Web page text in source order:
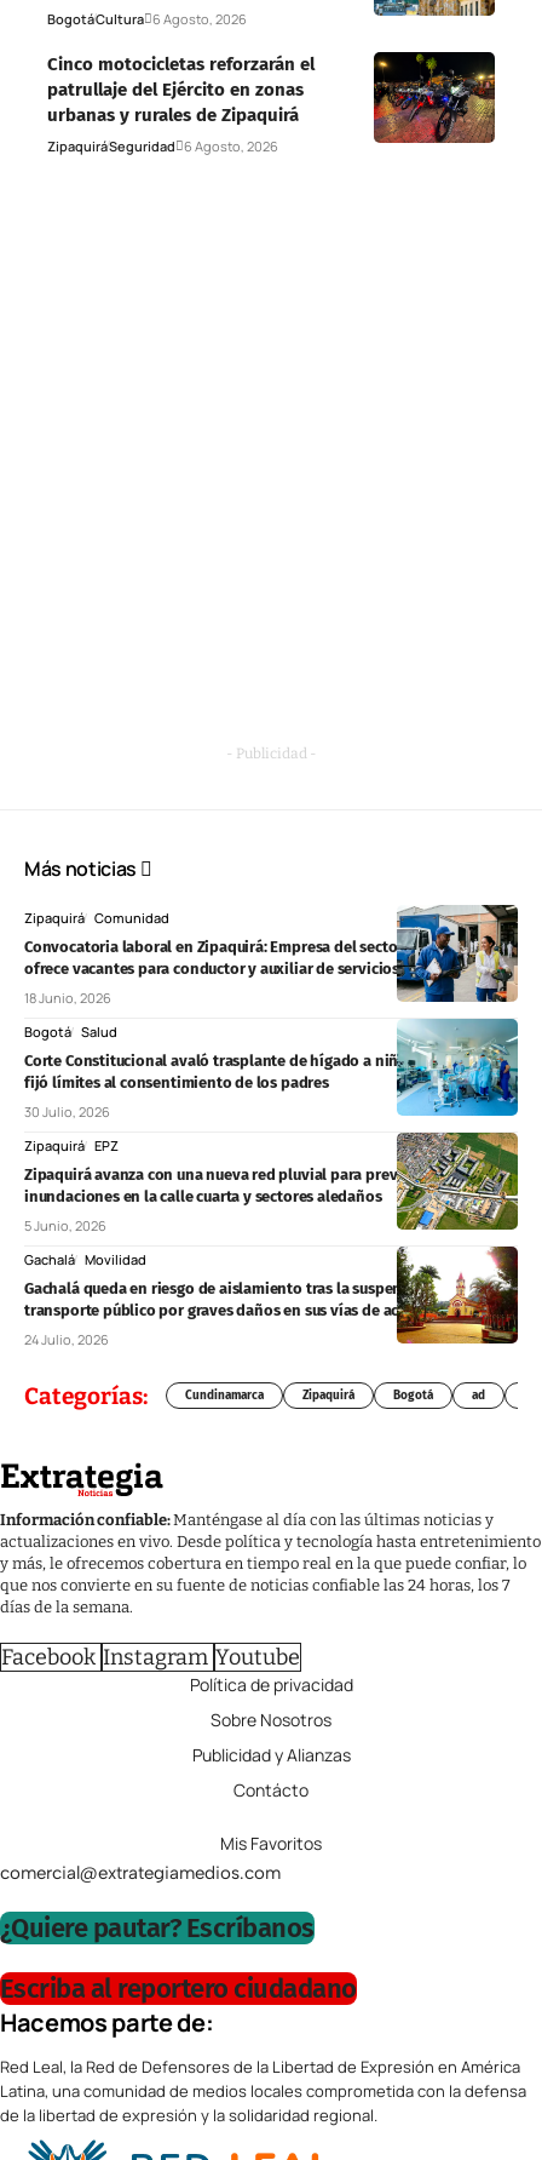
BogotáCultura 6 Agosto, 2026
Cinco motocicletas reforzarán el
patrullaje del Ejército en zonas
urbanas y rurales de Zipaquirá
ZipaquiráSeguridad 6 Agosto, 2026
- Publicidad -
Más noticias
Zipaquirá Comunidad
Convocatoria laboral en Zipaquirá: Empresa del sector productivo
ofrece vacantes para conductor y auxiliar de servicios generales
18 Junio, 2026
Bogotá Salud
Corte Constitucional avaló trasplante de hígado a niño de 11 años y
fijó límites al consentimiento de los padres
30 Julio, 2026
Zipaquirá EPZ
Zipaquirá avanza con una nueva red pluvial para prevenir
inundaciones en la calle cuarta y sectores aledaños
5 Junio, 2026
Gachalá Movilidad
Gachalá queda en riesgo de aislamiento tras la suspensión del
transporte público por graves daños en sus vías de acceso
24 Julio, 2026
Categorías: Cundinamarca Zipaquirá Bogotá ad
Información confiable:Manténgase al día con las últimas noticias y
actualizaciones en vivo. Desde política y tecnología hasta entretenimiento
y más, le ofrecemos cobertura en tiempo real en la que puede confiar, lo
que nos convierte en su fuente de noticias confiable las 24 horas, los 7
días de la semana.
Facebook Instagram Youtube
Política de privacidad
Sobre Nosotros
Publicidad y Alianzas
Contácto
Mis Favoritos
comercial@extrategiamedios.com
¿Quiere pautar? Escríbanos
Escriba al reportero ciudadano
Hacemos parte de:
Red Leal, la Red de Defensores de la Libertad de Expresión en América
Latina, una comunidad de medios locales comprometida con la defensa
de la libertad de expresión y la solidaridad regional.